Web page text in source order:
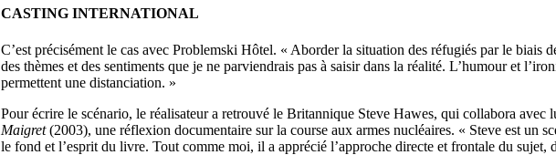
CASTING INTERNATIONAL
C’est précisément le cas avec Problemski Hôtel. « Aborder la situation des réfugiés par le biais
des thèmes et des sentiments que je ne parviendrais pas à saisir dans la réalité. L’humour et
permettent une distanciation. »
Pour écrire le scénario, le réalisateur a retrouvé le Britannique Steve Hawes, qui collabora avec
Maigret(2003), une réflexion documentaire sur la course aux armes nucléaires. « Steve est un
le fond et l’esprit du livre. Tout comme moi, il a apprécié l’approche directe et frontale du sujet,